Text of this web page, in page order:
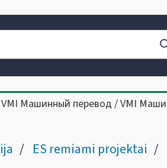
Машинный перевод / VMI
ES remiami projektai